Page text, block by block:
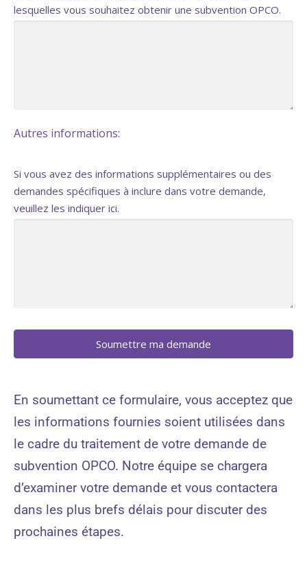
lesquelles vous souhaitez obtenir une subvention OPCO.
Autres informations:
Si vous avez des informations supplémentaires ou des
demandes spécifiques à inclure dans votre demande,
veuillez les indiquer ici.
Soumettre ma demande
En soumettant ce formulaire, vous acceptez que
les informations fournies soient utilisées dans
le cadre du traitement de votre demande de
subvention OPCO. Notre équipe se chargera
d’examiner votre demande et vous contactera
dans les plus brefs délais pour discuter des
prochaines étapes.